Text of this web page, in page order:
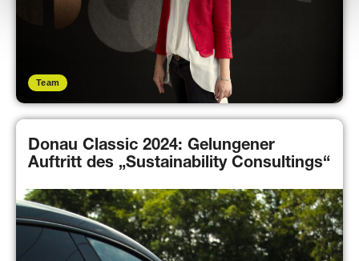
Team
Donau Classic 2024: Gelungener
Auftritt des „Sustainability Consultings“